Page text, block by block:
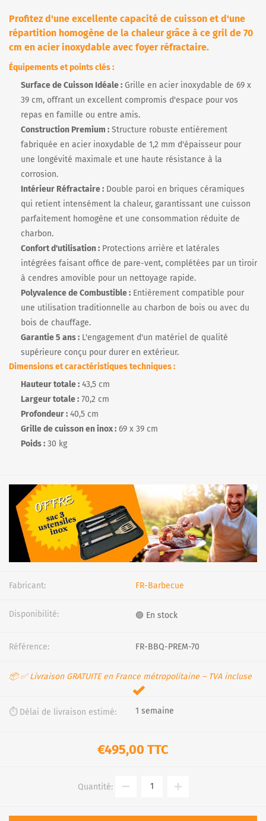
Profitez d'une excellente capacité de cuisson et d'une
répartition homogène de la chaleur grâce à ce gril de 70
cm en acier inoxydable avec foyer réfractaire.
Équipements et points clés :
Surface de Cuisson Idéale : Grille en acier inoxydable de 69 x
39 cm, offrant un excellent compromis d'espace pour vos
repas en famille ou entre amis.
Construction Premium : Structure robuste entièrement
fabriquée en acier inoxydable de 1,2 mm d'épaisseur pour
une longévité maximale et une haute résistance à la
corrosion.
Intérieur Réfractaire : Double paroi en briques céramiques
qui retient intensément la chaleur, garantissant une cuisson
parfaitement homogène et une consommation réduite de
charbon.
Confort d'utilisation : Protections arrière et latérales
intégrées faisant office de pare-vent, complétées par un tiroir
à cendres amovible pour un nettoyage rapide.
Polyvalence de Combustible : Entièrement compatible pour
une utilisation traditionnelle au charbon de bois ou avec du
bois de chauffage.
Garantie 5 ans : L'engagement d'un matériel de qualité
supérieure conçu pour durer en extérieur.
Dimensions et caractéristiques techniques :
Hauteur totale : 43,5 cm
Largeur totale : 70,2 cm
Profondeur : 40,5 cm
Grille de cuisson en inox : 69 x 39 cm
Poids : 30 kg
Fabricant: FR-Barbecue
Disponibilité: 🟢 En stock
Référence: FR-BBQ-PREM-70
📦 ✅ Livraison GRATUITE en France métropolitaine – TVA incluse
⏱️ Délai de livraison estimé: 1 semaine
€495,00 TTC
Quantité: